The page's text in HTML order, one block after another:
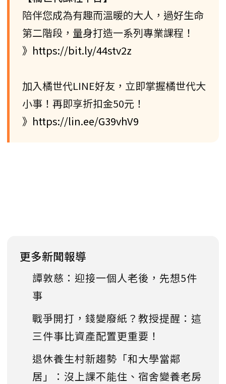
陪伴您成為有趣而溫暖的大人，過好生命
第二階段，量身打造一系列專業課程！
》https://bit.ly/44stv2z
加入橘世代LINE好友，立即掌握橘世代大
小事！再即享折扣金50元！
》https://lin.ee/G39vhV9
更多新聞報導
譚敦慈：迎接一個人老後，先想5件
事
戰爭開打，錢變廢紙？教授提醒：這
三件事比資產配置更重要！
退休養生村新趨勢「和大學當鄰
居」：沒上課不能住、宿舍變養老房